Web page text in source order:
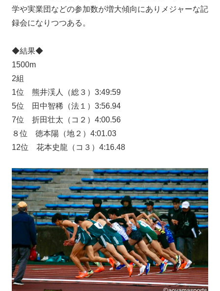
学や実業団などの参加数が増大傾向にありメジャーな記
録会になりつつある。
◆結果◆
1500m
2組
1位 熊井渓人（総３）3:49:59
5位 田中智稀（法１）3:56.94
7位 折田壮太（コ２）4:00.56
８位 徳本陽（地２）4:01.03
12位 花本史龍（コ３）4:16.48